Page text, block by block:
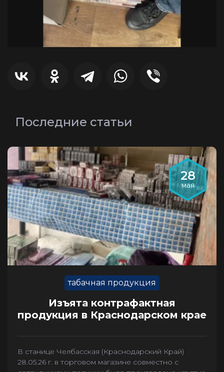
Последние статьи
28
мая
табачная продукция
Изъята контрафактная
продукция в Краснодарском крае
В станице Челбасская (Краснодарский Край)
28.05.26 г. в торговом магазине совместно с